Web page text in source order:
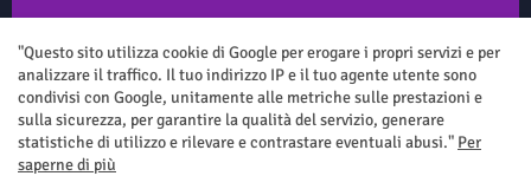
aggiornato senza nessuna periodicità. Non può pertanto considerarsi
un prodotto editoriale ai sensi della legge n.62 del 7.03.2001
Home
"Questo sito utilizza cookie di Google per erogare i propri servizi e per
analizzare il traffico. Il tuo indirizzo IP e il tuo agente utente sono
condivisi con Google, unitamente alle metriche sulle prestazioni e
sulla sicurezza, per garantire la qualità del servizio, generare
statistiche di utilizzo e rilevare e contrastare eventuali abusi." Per
saperne di più